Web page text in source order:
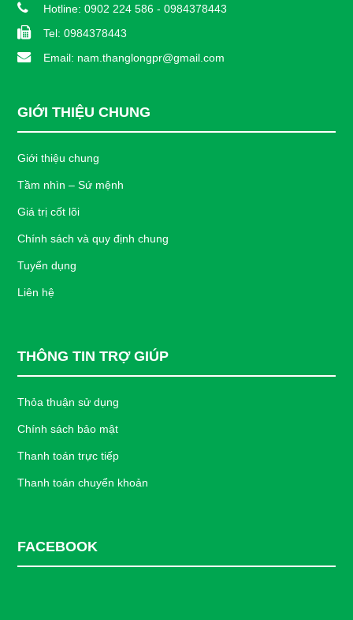
Hotline: 0902 224 586 - 0984378443
Tel: 0984378443
Email: nam.thanglongpr@gmail.com
GIỚI THIỆU CHUNG
Giới thiệu chung
Tầm nhìn – Sứ mệnh
Giá trị cốt lõi
Chính sách và quy định chung
Tuyển dụng
Liên hệ
THÔNG TIN TRỢ GIÚP
Thỏa thuận sử dụng
Chính sách bảo mật
Thanh toán trực tiếp
Thanh toán chuyển khoản
FACEBOOK